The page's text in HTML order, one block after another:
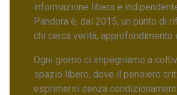
informazione libera e
Pandora è, dal 2015, un punto di
chi cerca verità, approfondimento
Ogni giorno ci impegniamo a
spazio libero, dove il pensiero
esprimersi senza